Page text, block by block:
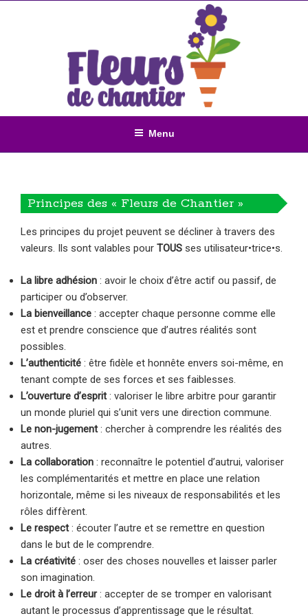
Menu
Principes des « Fleurs de Chantier »
Les principes du projet peuvent se décliner à travers des
valeurs. Ils sont valables pour TOUS ses utilisateur•trice•s.
La libre adhésion : avoir le choix d’être actif ou passif, de
participer ou d’observer.
La bienveillance : accepter chaque personne comme elle
est et prendre conscience que d’autres réalités sont
possibles.
L’authenticité : être fidèle et honnête envers soi-même, en
tenant compte de ses forces et ses faiblesses.
L’ouverture d’esprit: valoriser le libre arbitre pour garantir
un monde pluriel qui s’unit vers une direction commune.
Le non-jugement: chercher à comprendre les réalités des
autres.
La collaboration : reconnaître le potentiel d’autrui, valoriser
les complémentarités et mettre en place une relation
horizontale, même si les niveaux de responsabilités et les
rôles diffèrent.
Le respect: écouter l’autre et se remettre en question
dans le but de le comprendre.
La créativité : oser des choses nouvelles et laisser parler
son imagination.
Le droit à l’erreur: accepter de se tromper en valorisant
autant le processus d’apprentissage que le résultat.